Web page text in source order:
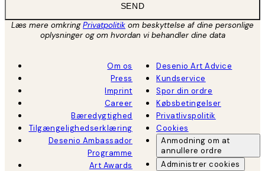
SEND
Læs mere omkringPrivatpolitik om beskyttelse af dine personlige
oplysninger og om hvordan vi behandler dine data
Om os
Press
Imprint
Career
Bæredygtighed
Tilgængelighedserklæring
Desenio Ambassador
Programme
Art Awards
Desenio Art Advice
Kundservice
Spor din ordre
Købsbetingelser
Privatlivspolitik
Cookies
Anmodning om at
annullere ordre
Administrer cookies